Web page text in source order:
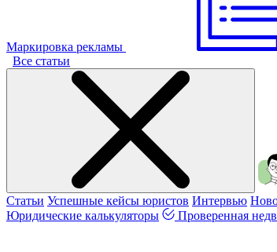
Маркировка рекламы
Все статьи
Статьи Успешные кейсы юристов Интервью
Юридические калькуляторы
Проверенная